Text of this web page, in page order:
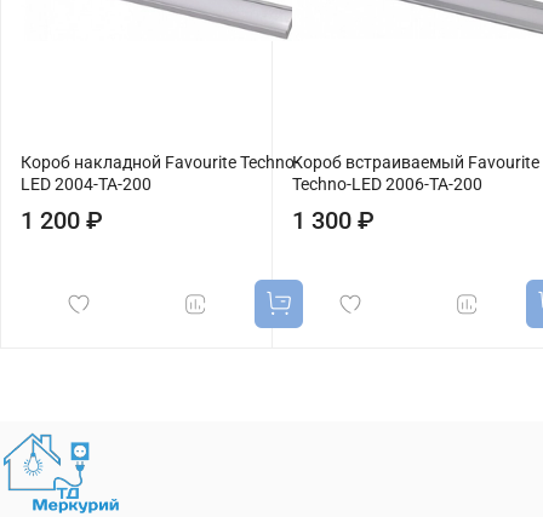
Короб накладной Favourite Techno-
LED 2004-TA-200
1 200 ₽
Короб встраиваемый Favourite
Techno-LED 2006-TA-200
1 300 ₽